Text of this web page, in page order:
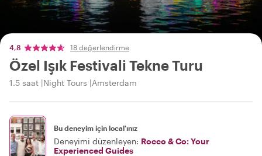
4,8 18 değerlendirme
Özel Işık Festivali Tekne Turu
1.5 saat Night Tours Amsterdam
Bu deneyim için local'ınız
Deneyimi düzenleyen: Rocco & Co: Your
Experienced Guides